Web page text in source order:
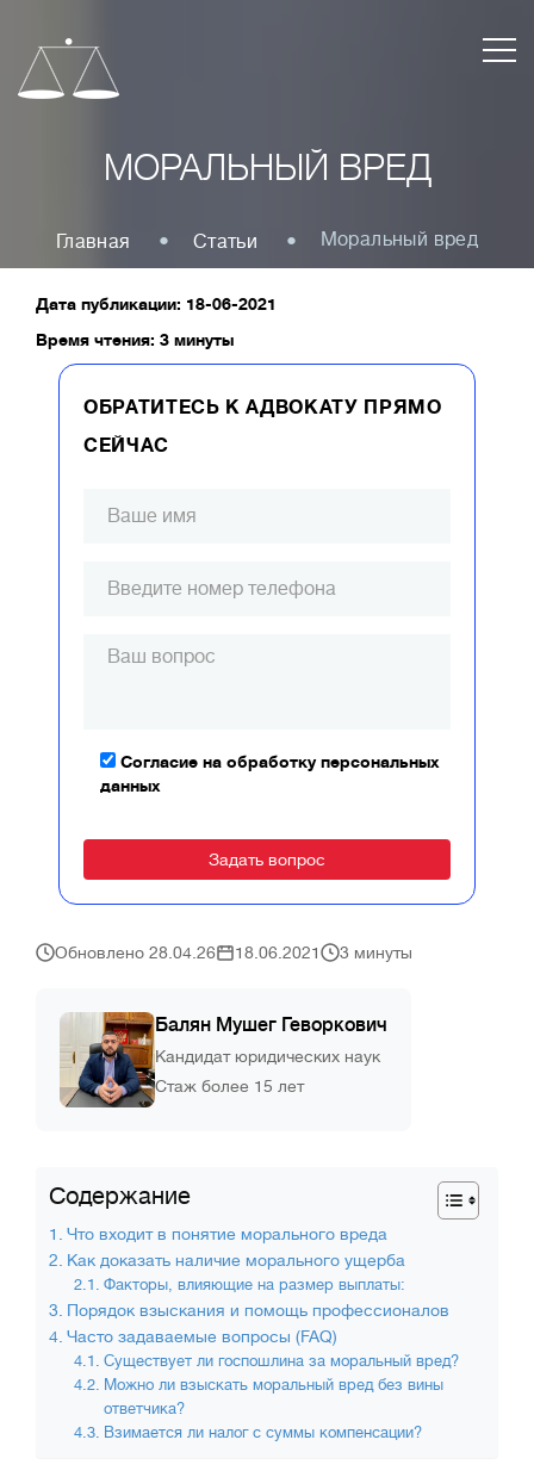
МОРАЛЬНЫЙ ВРЕД
Главная Статьи Моральный вред
Дата публикации: 18-06-2021
Время чтения: 3 минуты
ОБРАТИТЕСЬ К АДВОКАТУ ПРЯМО
СЕЙЧАС
Согласие на обработку персональных
данных
Обновлено 28.04.26 18.06.2021 3 минуты
Балян Мушег Геворкович
Кандидат юридических наук
Стаж более 15 лет
Содержание
Что входит в понятие морального вреда
Как доказать наличие морального ущерба
Факторы, влияющие на размер выплаты:
Порядок взыскания и помощь профессионалов
Часто задаваемые вопросы (FAQ)
Существует ли госпошлина за моральный вред?
Можно ли взыскать моральный вред без вины
ответчика?
Взимается ли налог с суммы компенсации?